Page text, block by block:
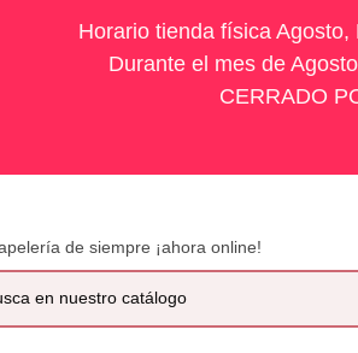
Horario tienda física
Durante el mes de
CERRADO
de siempre ¡ahora online!